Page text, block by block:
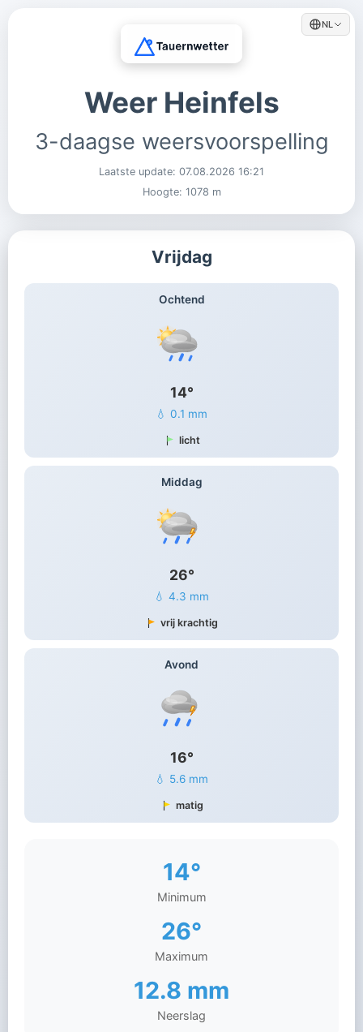
NL
Weer Heinfels
3-daagse weersvoorspelling
Laatste update: 07.08.2026 16:21
Hoogte: 1078 m
Vrijdag
Ochtend
14°
💧 0.1 mm
licht
Middag
26°
💧 4.3 mm
vrij krachtig
Avond
16°
💧 5.6 mm
matig
14°
Minimum
26°
Maximum
12.8 mm
Neerslag